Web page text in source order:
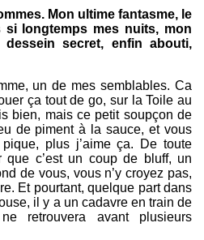
Mon ultime fantasme, le
longtemps mes nuits, mon
secret, enfin abouti,
un de mes semblables. Ca
ça tout de go, sur la Toile au
bien, mais ce petit soupçon de
de piment à la sauce, et vous
plus j’aime ça. De toute
que c’est un coup de bluff, un
de vous, vous n’y croyez pas,
Et pourtant, quelque part dans
il y a un cadavre en train de
retrouvera avant plusieurs